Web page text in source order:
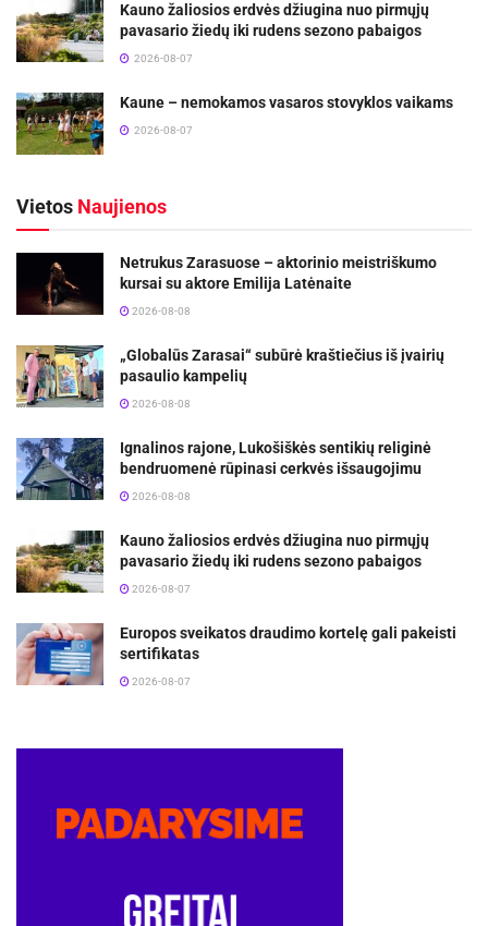
Kauno žaliosios erdvės džiugina nuo pirmųjų
pavasario žiedų iki rudens sezono pabaigos
2026-08-07
Kaune – nemokamos vasaros stovyklos vaikams
2026-08-07
Vietos Naujienos
Netrukus Zarasuose – aktorinio meistriškumo
kursai su aktore Emilija Latėnaite
2026-08-08
„Globalūs Zarasai“ subūrė kraštiečius iš įvairių
pasaulio kampelių
2026-08-08
Ignalinos rajone, Lukošiškės sentikių religinė
bendruomenė rūpinasi cerkvės išsaugojimu
2026-08-08
Kauno žaliosios erdvės džiugina nuo pirmųjų
pavasario žiedų iki rudens sezono pabaigos
2026-08-07
Europos sveikatos draudimo kortelę gali pakeisti
sertifikatas
2026-08-07